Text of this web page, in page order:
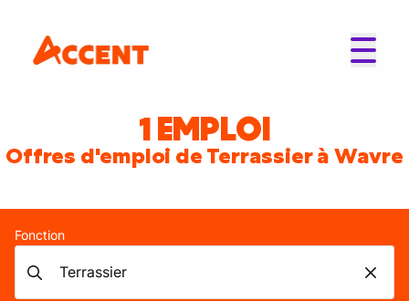
1 EMPLOI
Offres d'emploi de Terrassier à Wavre
Fonction